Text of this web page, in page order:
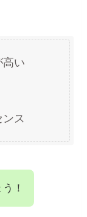
高い
ス
！